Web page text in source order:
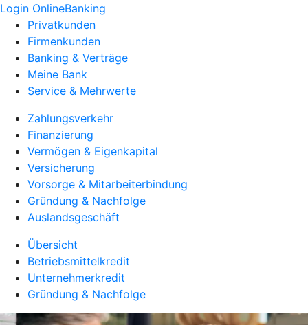
Login OnlineBanking
Privatkunden
Firmenkunden
Banking & Verträge
Meine Bank
Service & Mehrwerte
Zahlungsverkehr
Finanzierung
Vermögen & Eigenkapital
Versicherung
Vorsorge & Mitarbeiterbindung
Gründung & Nachfolge
Auslandsgeschäft
Übersicht
Betriebsmittelkredit
Unternehmerkredit
Gründung & Nachfolge